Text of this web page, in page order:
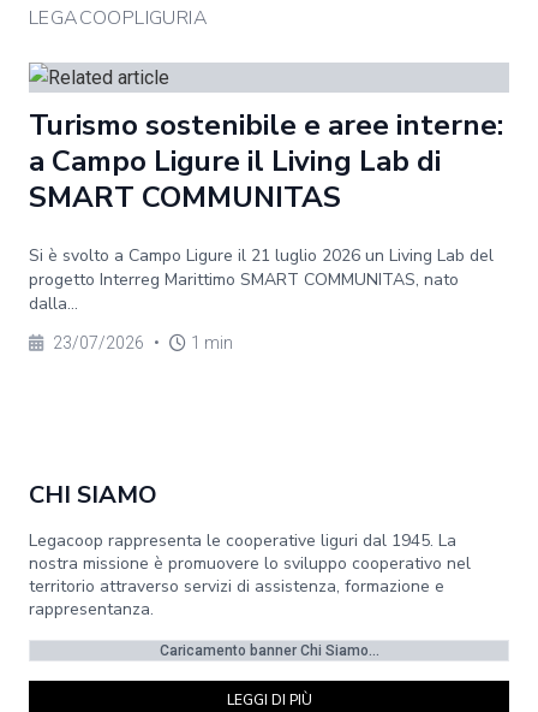
LEGACOOPLIGURIA
Turismo sostenibile e aree interne:
a Campo Ligure il Living Lab di
SMART COMMUNITAS
Si è svolto a Campo Ligure il 21 luglio 2026 un Living Lab del
progetto Interreg Marittimo SMART COMMUNITAS, nato
dalla...
23/07/2026 • 1 min
CHI SIAMO
Legacoop rappresenta le cooperative liguri dal 1945. La
nostra missione è promuovere lo sviluppo cooperativo nel
territorio attraverso servizi di assistenza, formazione e
rappresentanza.
Caricamento banner Chi Siamo...
LEGGI DI PIÙ